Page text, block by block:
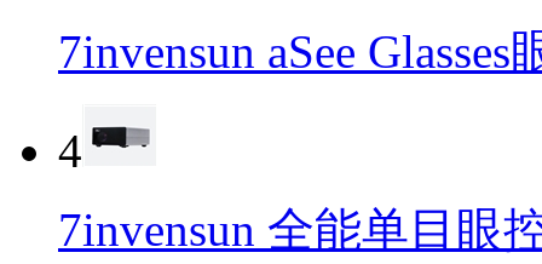
7invensun aSee
4
7invensun 全能单目眼